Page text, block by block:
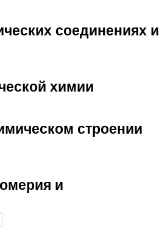
соединениях и
химии
строении
и